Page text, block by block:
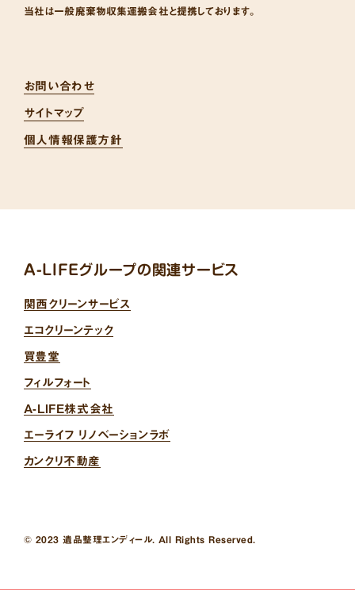
当社は一般廃棄物収集運搬会社と提携しております。
お問い合わせ
サイトマップ
個人情報保護方針
A-LIFEグループの関連サービス
関西クリーンサービス
エコクリーンテック
買豊堂
フィルフォート
A-LIFE株式会社
エーライフ リノベーションラボ
カンクリ不動産
© 2023 遺品整理エンディール. All Rights Reserved.